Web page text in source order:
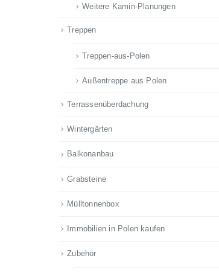
Weitere Kamin-Planungen
Treppen
Treppen-aus-Polen
Außentreppe aus Polen
Terrassenüberdachung
Wintergärten
Balkonanbau
Grabsteine
Mülltonnenbox
Immobilien in Polen kaufen
Zubehör